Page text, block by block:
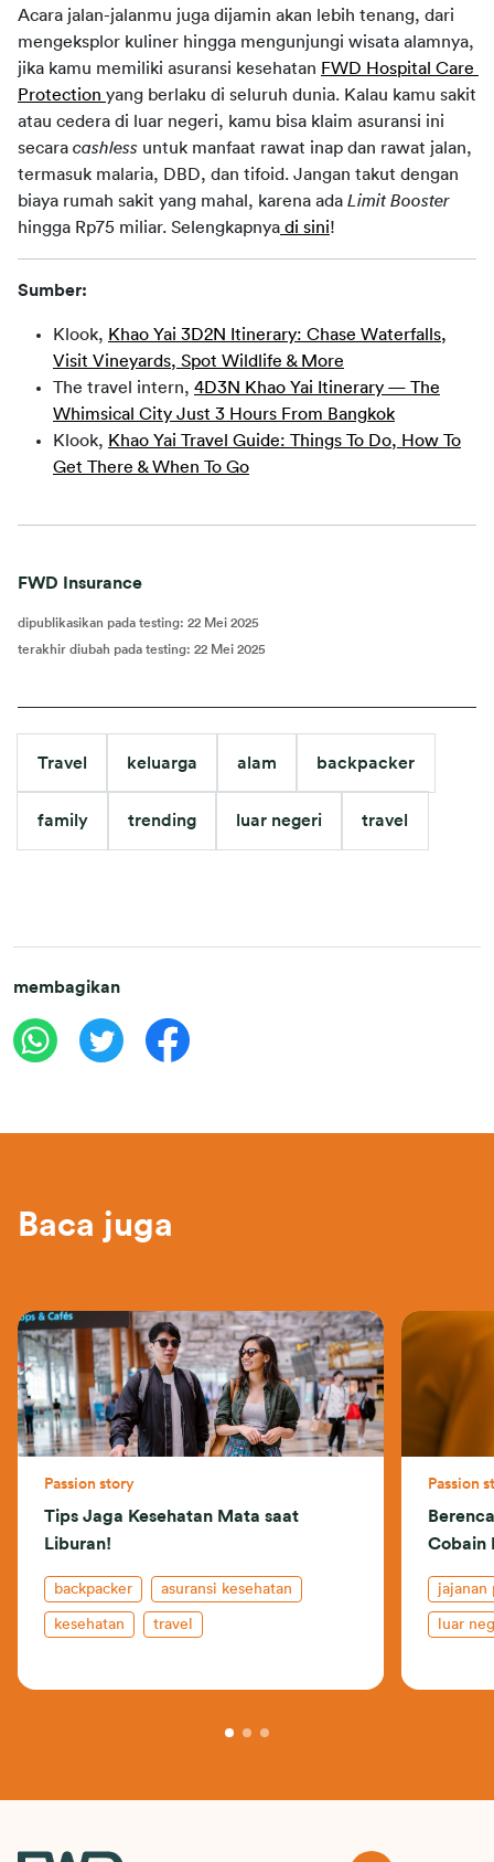
Acara jalan-jalanmu juga dijamin akan lebih tenang, dari
mengeksplor kuliner hingga mengunjungi wisata alamnya,
jika kamu memiliki asuransi kesehatan FWD Hospital Care
Protection yang berlaku di seluruh dunia. Kalau kamu sakit
atau cedera di luar negeri, kamu bisa klaim asuransi ini
secara cashless untuk manfaat rawat inap dan rawat jalan,
termasuk malaria, DBD, dan tifoid. Jangan takut dengan
biaya rumah sakit yang mahal, karena ada
hingga Rp75 miliar. Selengkapnya di sini!
Sumber:
Klook, Khao Yai 3D2N Itinerary: Chase Waterfalls,
Visit Vineyards, Spot Wildlife & More
The travel intern, 4D3N Khao Yai Itinerary — The
Whimsical City Just 3 Hours From Bangkok
Klook, Khao Yai Travel Guide: Things To Do, How To
Get There & When To Go
FWD Insurance
dipublikasikan pada testing: 22 Mei 2025
terakhir diubah pada testing: 22 Mei 2025
Travel keluarga alam backpacker
family trending luar negeri travel
membagikan
Baca juga
Passion story
Tips Jaga Kesehatan Mata saat
Liburan!
backpacker asuransi kesehatan
kesehatan travel
Passion
Cobain
jajanan
luar